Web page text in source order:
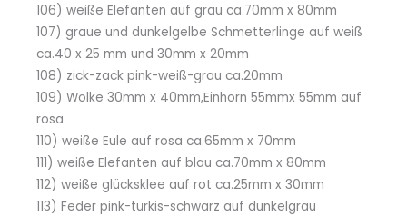
106) weiße Elefanten auf grau ca.70mm x 80mm
107) graue und dunkelgelbe Schmetterlinge auf weiß
ca.40 x 25 mm und 30mm x 20mm
108) zick-zack pink-weiß-grau ca.20mm
109) Wolke 30mm x 40mm,Einhorn 55mmx 55mm auf
rosa
110) weiße Eule auf rosa ca.65mm x 70mm
111) weiße Elefanten auf blau ca.70mm x 80mm
112) weiße glücksklee auf rot ca.25mm x 30mm
113) Feder pink-türkis-schwarz auf dunkelgrau